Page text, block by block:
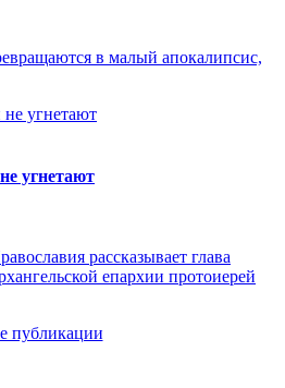
в малый апокалипсис,
угнетают
рассказывает глава
епархии протоиерей
публикации